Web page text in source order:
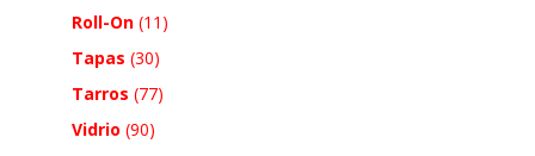
Roll-On (11)
Tapas (30)
Tarros (77)
Vidrio (90)